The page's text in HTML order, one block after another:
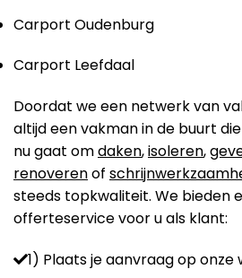
Carport Oudenburg
Carport Leefdaal
Doordat we een netwerk van
altijd een vakman in de buurt
nu gaat omdaken,isoleren,
renoverenof
steeds topkwaliteit. We bieden
offerteservice voor u als klant:
1) Plaats je aanvraag op onze